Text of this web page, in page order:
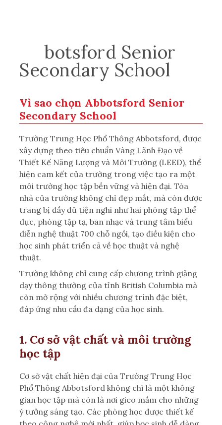
botsford Senior
Secondary School
Vì sao chọn Abbotsford Senior
Secondary School
Trường Trung Học Phổ Thông Abbotsford, được
xây dựng theo tiêu chuẩn Vàng Lãnh Đạo về
Thiết Kế Năng Lượng và Môi Trường (LEED), thể
hiện cam kết của trường trong việc tạo ra một
môi trường học tập bền vững và hiện đại. Tòa
nhà của trường không chỉ đẹp mắt, mà còn được
trang bị đầy đủ tiện nghi như hai phòng tập thể
dục, phòng tập tạ, ban nhạc và trung tâm biểu
diễn nghệ thuật 700 chỗ ngồi, tạo điều kiện cho
học sinh phát triển cả về học thuật và nghệ
thuật.
Trường không chỉ cung cấp chương trình giảng
dạy thông thường của tỉnh British Columbia mà
còn mở rộng với nhiều chương trình đặc biệt,
đáp ứng nhu cầu đa dạng của học sinh.
1. Cơ sở vật chất và môi trường
học tập
Cơ sở vật chất hiện đại của Trường Trung Học
Phổ Thông Abbotsford không chỉ là một không
gian học tập mà còn là nơi gieo mầm cho những
ý tưởng sáng tạo. Các phòng học được thiết kế